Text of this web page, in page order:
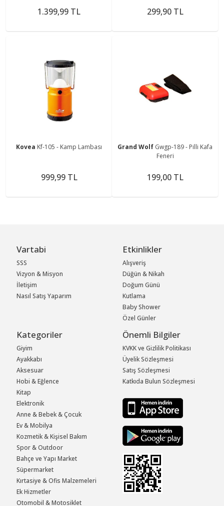
1.399,99 TL 299,90 TL
Kovea Kf-105 - Kamp Lambası
999,99 TL
Grand Wolf Gwgp-189 - Pilli Kafa
Feneri
199,00 TL
Vartabi
SSS
Vizyon & Misyon
İletişim
Nasıl Satış Yaparım
Etkinlikler
Alışveriş
Düğün & Nikah
Doğum Günü
Kutlama
Baby Shower
Özel Günler
Kategoriler
Giyim
Ayakkabı
Aksesuar
Hobi & Eğlence
Kitap
Elektronik
Anne & Bebek & Çocuk
Ev & Mobilya
Kozmetik & Kişisel Bakım
Spor & Outdoor
Bahçe ve Yapı Market
Süpermarket
Kırtasiye & Ofis Malzemeleri
Ek Hizmetler
Otomobil & Motosiklet
Önemli Bilgiler
KVKK ve Gizlilik Politikası
Üyelik Sözleşmesi
Satış Sözleşmesi
Katkıda Bulun Sözleşmesi